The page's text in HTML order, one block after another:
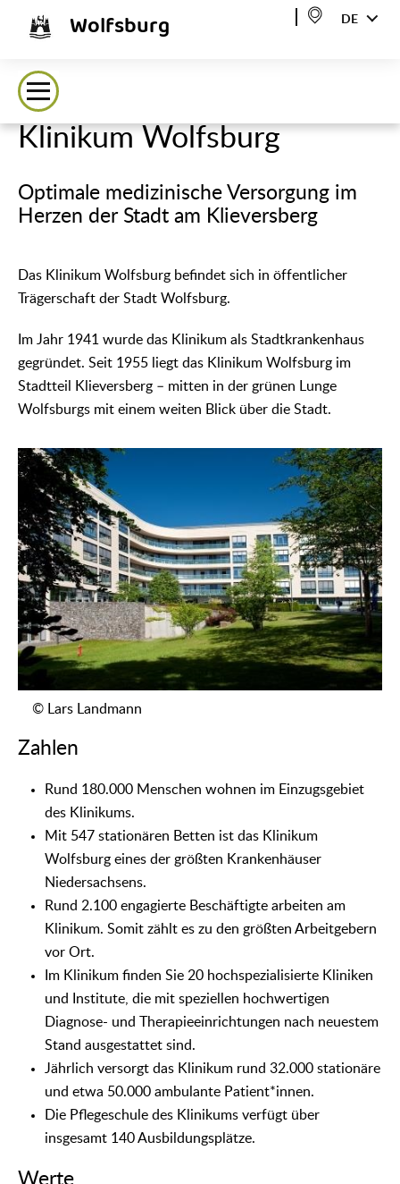
Wolfsburg DE
Klinikum Wolfsburg
Optimale medizinische Versorgung im
Herzen der Stadt am Klieversberg
Das Klinikum Wolfsburg befindet sich in öffentlicher
Trägerschaft der Stadt Wolfsburg.
Im Jahr 1941 wurde das Klinikum als Stadtkrankenhaus
gegründet. Seit 1955 liegt das Klinikum Wolfsburg im
Stadtteil Klieversberg – mitten in der grünen Lunge
Wolfsburgs mit einem weiten Blick über die Stadt.
© Lars Landmann
Zahlen
Rund 180.000 Menschen wohnen im Einzugsgebiet
des Klinikums.
Mit 547 stationären Betten ist das Klinikum
Wolfsburg eines der größten Krankenhäuser
Niedersachsens.
Rund 2.100 engagierte Beschäftigte arbeiten am
Klinikum. Somit zählt es zu den größten Arbeitgebern
vor Ort.
Im Klinikum finden Sie 20 hochspezialisierte Kliniken
und Institute, die mit speziellen hochwertigen
Diagnose- und Therapieeinrichtungen nach neuestem
Stand ausgestattet sind.
Jährlich versorgt das Klinikum rund 32.000 stationäre
und etwa 50.000 ambulante Patient*innen.
Die Pflegeschule des Klinikums verfügt über
insgesamt 140 Ausbildungsplätze.
Werte